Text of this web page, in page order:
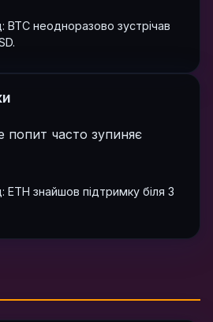
BTC неодноразово зустрічав
попит часто зупиняє
ETH знайшов підтримку біля 3